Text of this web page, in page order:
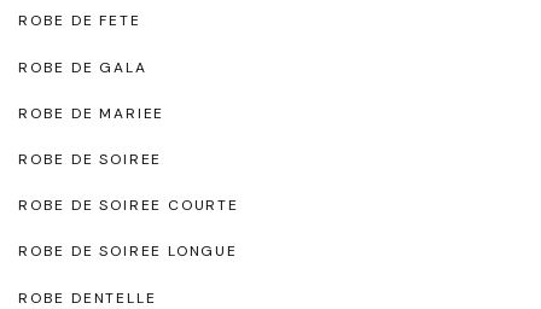
ROBE DE FETE
ROBE DE GALA
ROBE DE MARIEE
ROBE DE SOIREE
ROBE DE SOIREE COURTE
ROBE DE SOIREE LONGUE
ROBE DENTELLE